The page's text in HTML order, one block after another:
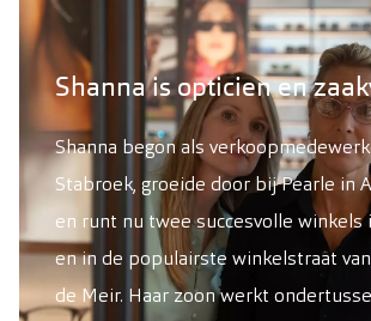
Shanna is opticien en
Shanna begon als
Stabroek, groeide door bij Pearle in
en runt nu twee succesvolle winkels
en in de populairste winkelstraat
de Meir. Haar zoon werkt